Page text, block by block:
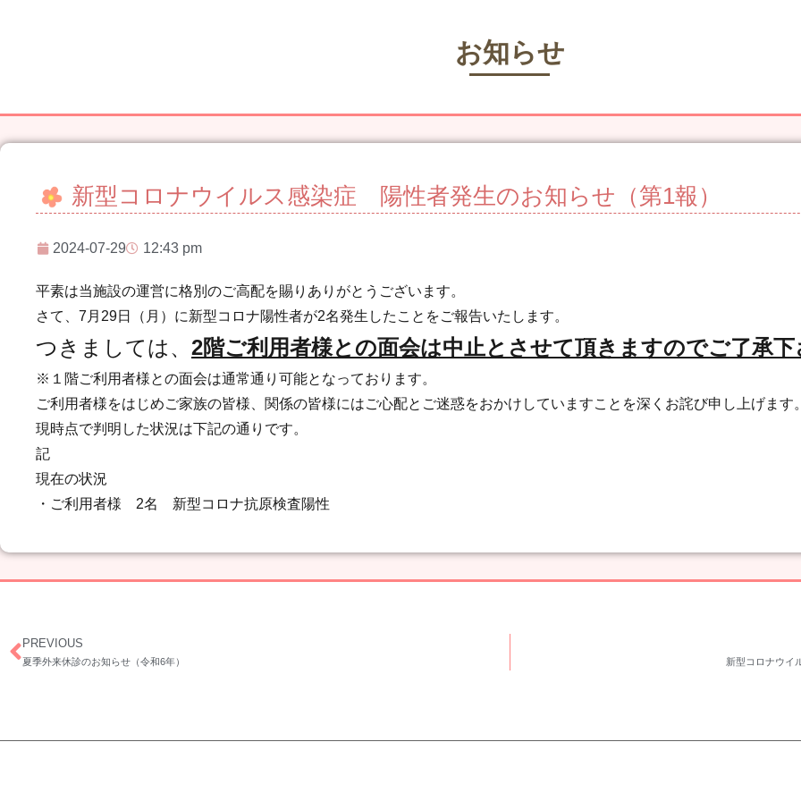
お知らせ
新型コロナウイルス感染症 陽性者発生のお知らせ（第1報）
2024-07-29 12:43 pm
平素は当施設の運営に格別のご高配を賜りありがとうございます。
さて、7月29日（月）に新型コロナ陽性者が2名発生したことをご報告いたします。
つきましては、 2階ご利用者様との面会は中止とさせて頂きますのでご了承下
※１階ご利用者様との面会は通常通り可能となっております。
ご利用者様をはじめご家族の皆様、関係の皆様にはご心配とご迷惑をおかけしていますことを深くお詫び申し上げます
現時点で判明した状況は下記の通りです。
記
現在の状況
・ご利用者様 2名 新型コロナ抗原検査陽性
PREVIOUS
夏季外来休診のお知らせ（令和6年） 新型コロナウイ